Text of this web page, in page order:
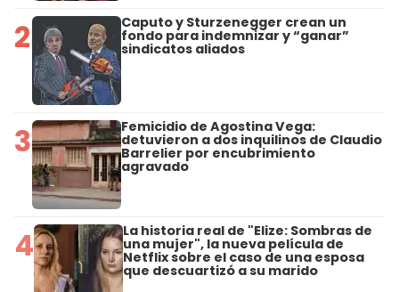
2 Caputo y Sturzenegger crean un
fondo para indemnizar y “ganar”
sindicatos aliados
3 Femicidio de Agostina Vega:
detuvieron a dos inquilinos de Claudio
Barrelier por encubrimiento
agravado
4 La historia real de "Elize: Sombras de
una mujer", la nueva película de
Netflix sobre el caso de una esposa
que descuartizó a su marido